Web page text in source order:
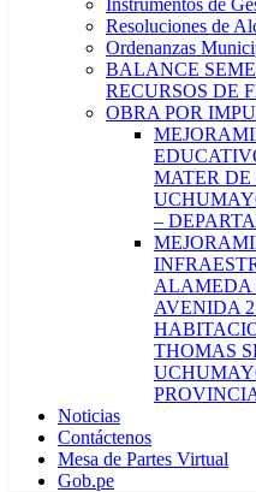
Instrumentos de
Resoluciones de
Ordenanzas
BALANCE
RECURSOS DE
OBRA POR
MATER
–
ALAMEDA
AVENIDA
THOMAS
Noticias
Contáctenos
Mesa de Partes Virtual
Gob.pe